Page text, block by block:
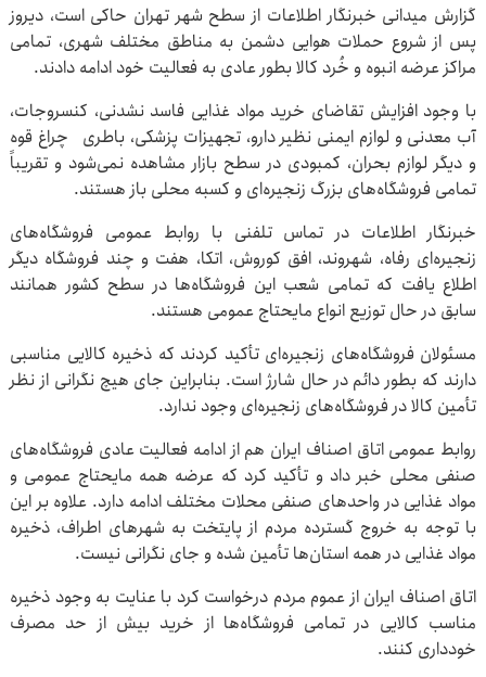
گزارش میدانی خبرنگار اطلاعات از سطح شهر تهران حاکی است، دیروز
پس از شروع حملات هوایی دشمن به مناطق مختلف شهری، تمامی
مراکز عرضه انبوه و خُرد کالا بطور عادی به فعالیت خود ادامه دادند.
با وجود افزایش تقاضای خرید مواد غذایی فاسد نشدنی، کنسروجات،
آب معدنی و لوازم ایمنی نظیر دارو، تجهیزات پزشکی، باطری چراغ قوه
و دیگر لوازم بحران، کمبودی در سطح بازار مشاهده نمی‌شود و تقریباً
تمامی فروشگاه‌های بزرگ زنجیره‌ای و کسبه محلی باز هستند.
خبرنگار اطلاعات در تماس تلفنی با روابط عمومی فروشگاه‌های
زنجیره‌ای رفاه، شهروند، افق کوروش، اتکا، هفت و چند فروشگاه دیگر
اطلاع یافت که تمامی شعب این فروشگاه‌ها در سطح کشور همانند
سابق در حال توزیع انواع مایحتاج عمومی هستند.
مسئولان فروشگاه‌های زنجیره‌ای تأکید کردند که ذخیره کالایی مناسبی
دارند که بطور دائم در حال شارژ است. بنابراین جای هیچ نگرانی از نظر
تأمین کالا در فروشگاه‌های زنجیره‌ای وجود ندارد.
روابط عمومی اتاق اصناف ایران هم از ادامه فعالیت عادی فروشگاه‌های
صنفی محلی خبر داد و تأکید کرد که عرضه همه مایحتاج عمومی و
مواد غذایی در واحدهای صنفی محلات مختلف ادامه دارد. علاوه بر این
با توجه به خروج گسترده مردم از پایتخت به شهرهای اطراف، ذخیره
مواد غذایی در همه استان‌ها تأمین شده و جای نگرانی نیست.
اتاق اصناف ایران از عموم مردم درخواست کرد با عنایت به وجود ذخیره
مناسب کالایی در تمامی فروشگاه‌ها از خرید بیش از حد مصرف
خودداری کنند.